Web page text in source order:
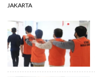
JAKARTA